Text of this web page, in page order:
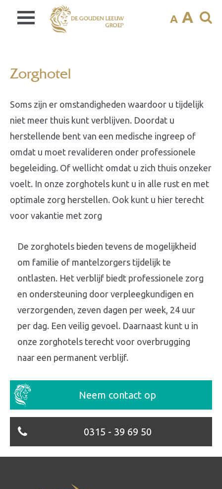
A A
Zorghotel
Soms zijn er omstandigheden waardoor u tijdelijk
niet meer thuis kunt verblijven. Doordat u
herstellende bent van een medische ingreep of
omdat u moet revalideren onder professionele
begeleiding. Of wellicht omdat u zich thuis onzeker
voelt. In onze zorghotels kunt u in alle rust en met
optimale zorg herstellen. Ook kunt u hier terecht
voor vakantie met zorg
De zorghotels bieden tevens de mogelijkheid
om familie of mantelzorgers tijdelijk te
ontlasten. Het verblijf biedt professionele zorg
en ondersteuning door verpleegkundigen en
verzorgenden, zeven dagen per week, 24 uur
per dag. Een veilig gevoel. Daarnaast kunt u in
onze zorghotels terecht voor overbrugging
naar een permanent verblijf.
Neem contact op
0315 - 39 69 50